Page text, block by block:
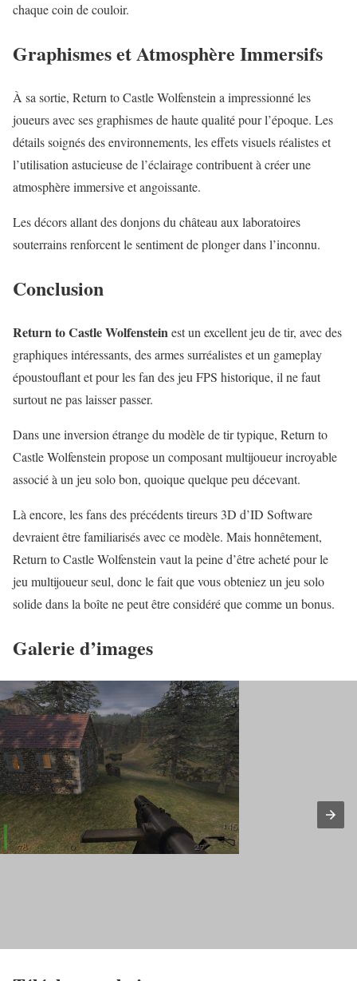
chaque coin de couloir.
Graphismes et Atmosphère Immersifs
À sa sortie, Return to Castle Wolfenstein a impressionné les
joueurs avec ses graphismes de haute qualité pour l’époque. Les
détails soignés des environnements, les effets visuels réalistes et
l’utilisation astucieuse de l’éclairage contribuent à créer une
atmosphère immersive et angoissante.
Les décors allant des donjons du château aux laboratoires
souterrains renforcent le sentiment de plonger dans l’inconnu.
Conclusion
Return to Castle Wolfensteinest un excellent jeu de tir, avec des
graphiques intéressants, des armes surréalistes et un gameplay
époustouflant et pour les fan des jeu FPS historique, il ne faut
surtout ne pas laisser passer.
Dans une inversion étrange du modèle de tir typique, Return to
Castle Wolfenstein propose un composant multijoueur incroyable
associé à un jeu solo bon, quoique quelque peu décevant.
Là encore, les fans des précédents tireurs 3D d’ID Software
devraient être familiarisés avec ce modèle. Mais honnêtement,
Return to Castle Wolfenstein vaut la peine d’être acheté pour le
jeu multijoueur seul, donc le fait que vous obteniez un jeu solo
solide dans la boîte ne peut être considéré que comme un bonus.
Galerie d’images